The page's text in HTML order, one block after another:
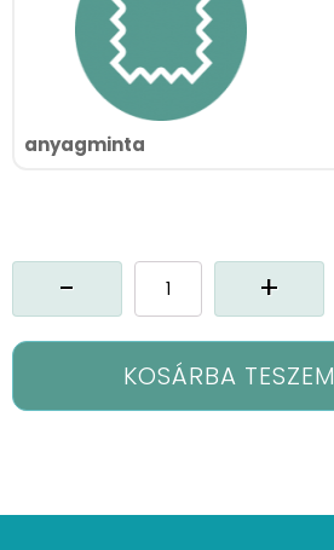
anyagminta
Manon
vitrázs
mennyiség
KOSÁRBA TESZEM